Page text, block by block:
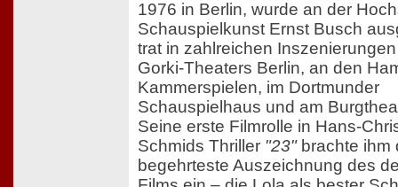
1976 in Berlin, wurde an der
Schauspielkunst Ernst Busch
trat in zahlreichen
Gorki-Theaters Berlin, an den
Kammerspielen, im Dortmunder
Schauspielhaus und am
Seine erste Filmrolle in Hans-
Schmids Thriller "23"brachte ihm
begehrteste Auszeichnung des